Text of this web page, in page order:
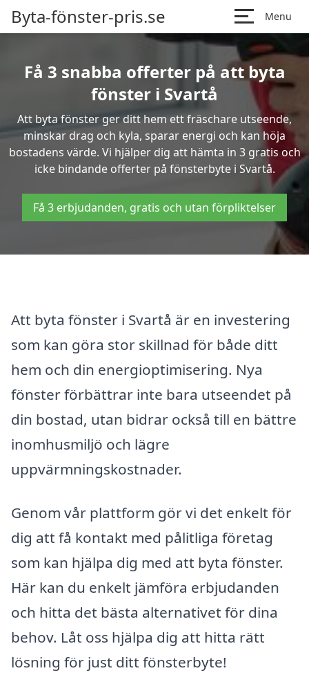
Byta-fönster-pris.se Menu
Få 3 snabba offerter på att byta
fönster i Svartå
Att byta fönster ger ditt hem ett fräschare utseende,
minskar drag och kyla, sparar energi och kan höja
bostadens värde. Vi hjälper dig att hämta in 3 gratis och
icke bindande offerter på fönsterbyte i Svartå.
Få 3 erbjudanden, gratis och utan förpliktelser
Att byta fönster i Svartå är en investering
som kan göra stor skillnad för både ditt
hem och din energioptimisering. Nya
fönster förbättrar inte bara utseendet på
din bostad, utan bidrar också till en bättre
inomhusmiljö och lägre
uppvärmningskostnader.
Genom vår plattform gör vi det enkelt för
dig att få kontakt med pålitliga företag
som kan hjälpa dig med att byta fönster.
Här kan du enkelt jämföra erbjudanden
och hitta det bästa alternativet för dina
behov. Låt oss hjälpa dig att hitta rätt
lösning för just ditt fönsterbyte!